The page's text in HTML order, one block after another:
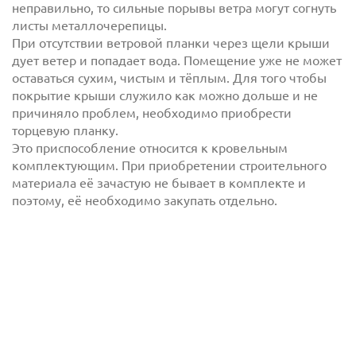
сполитикой обработки персональных данных
ознакомлен(-а) и даю
персональных данных
сполитикой конфиденциальностиознакомлен(-а)
и даю согласие
неправильно, то сильные порывы ветра могут согнуть
листы металлочерепицы.
При отсутствии ветровой планки через щели крыши
дует ветер и попадает вода. Помещение уже не может
оставаться сухим, чистым и тёплым. Для того чтобы
покрытие крыши служило как можно дольше и не
причиняло проблем, необходимо приобрести
торцевую планку.
Это приспособление относится к кровельным
комплектующим. При приобретении строительного
материала её зачастую не бывает в комплекте и
поэтому, её необходимо закупать отдельно.